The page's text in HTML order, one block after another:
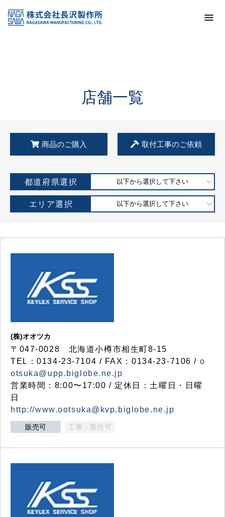
KSS加盟店・取扱店情報
店舗一覧
店舗一覧
商品のご購入 取付工事のご依頼
都道府県選択 以下から選択して下さい
エリア選択 以下から選択して下さい
(株)オオツカ
〒047-0028 北海道小樽市相生町8-15
TEL：0134-23-7104 / FAX：0134-23-7106 / o
otsuka@upp.biglobe.ne.jp
営業時間：8:00〜17:00 / 定休日：土曜日・日曜
日
http://www.ootsuka@kvp.biglobe.ne.jp
販売可 工事・取付可